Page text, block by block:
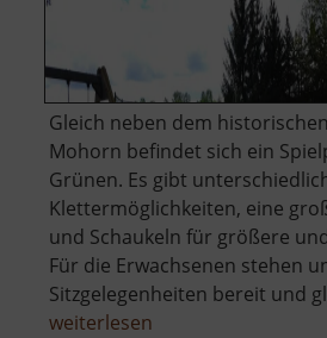
Gleich neben dem
Mohorn befindet sich ein
Grünen. Es gibt
Klettermöglichkeiten, eine
und Schaukeln für größere
Für die Erwachsenen stehen
Sitzgelegenheiten bereit und
weiterlesen